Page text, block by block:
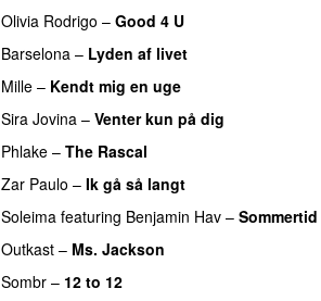
Olivia Rodrigo – Good 4 U
Barselona – Lyden af livet
Mille – Kendt mig en uge
Sira Jovina – Venter kun på dig
Phlake – The Rascal
Zar Paulo – Ik gå så langt
Soleima featuring Benjamin Hav – Sommertid
Outkast – Ms. Jackson
Sombr – 12 to 12